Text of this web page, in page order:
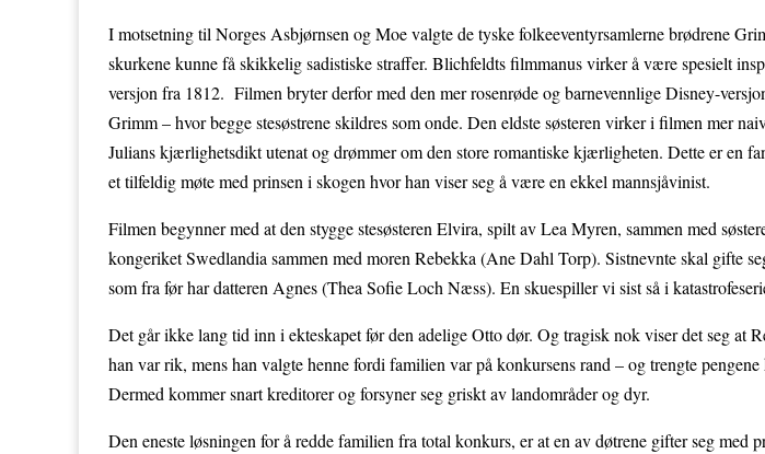
I motsetning til Norges Asbjørnsen og Moe valgte de tyske folkeeventyrsamlerne brødrene
skurkene kunne få skikkelig sadistiske straffer. Blichfeldts filmmanus virker å være spesielt
versjon fra 1812. Filmen bryter derfor med den mer rosenrøde og barnevennlige Disney-
Grimm – hvor begge stesøstrene skildres som onde. Den eldste søsteren virker i filmen mer
Julians kjærlighetsdikt utenat og drømmer om den store romantiske kjærligheten. Dette er en
et tilfeldig møte med prinsen i skogen hvor han viser seg å være en ekkel mannsjåvinist.
Filmen begynner med at den stygge stesøsteren Elvira, spilt av Lea Myren, sammen med
kongeriket Swedlandia sammen med moren Rebekka (Ane Dahl Torp). Sistnevnte skal gifte
som fra før har datteren Agnes (Thea Sofie Loch Næss). En skuespiller vi sist så i
Det går ikke lang tid inn i ekteskapet før den adelige Otto dør. Og tragisk nok viser det seg at
han var rik, mens han valgte henne fordi familien var på konkursens rand – og trengte
Dermed kommer snart kreditorer og forsyner seg griskt av landområder og dyr.
Den eneste løsningen for å redde familien fra total konkurs, er at en av døtrene gifter seg med